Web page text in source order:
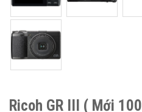
Ricoh GR III ( Mới